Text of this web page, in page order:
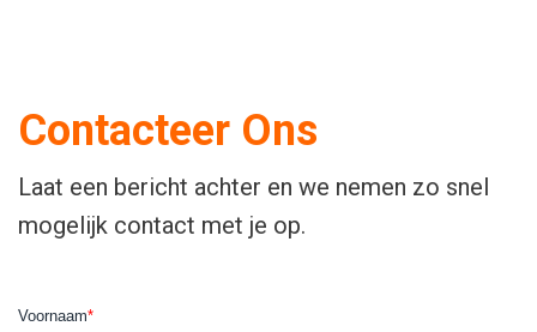
Contacteer Ons
Laat een bericht achter en we nemen zo snel
mogelijk contact met je op.